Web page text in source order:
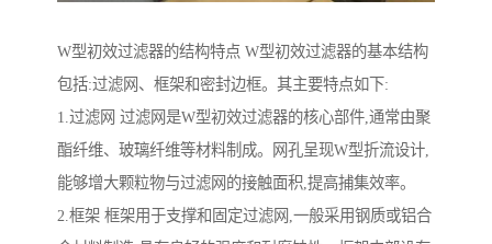
W型初效过滤器的结构特点 W型初效过滤器的基本结构
包括:过滤网、框架和密封边框。其主要特点如下:
1.过滤网 过滤网是W型初效过滤器的核心部件,通常由聚
酯纤维、玻璃纤维等材料制成。网孔呈现W型折流设计,
能够增大颗粒物与过滤网的接触面积,提高捕集效率。
2.框架 框架用于支撑和固定过滤网,一般采用钢质或铝合